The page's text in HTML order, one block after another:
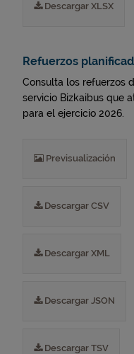
Descargar XLSX
Refuerzos
Consulta los refuerzos
servicio Bizkaibus que
para el ejercicio 2026.
Previsualización
Descargar CSV
Descargar XML
Descargar JSON
Descargar TSV